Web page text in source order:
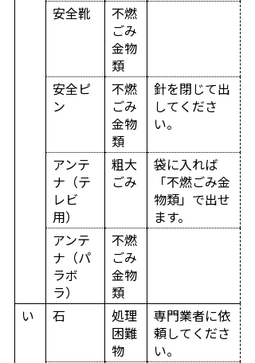
安全靴
不燃
ごみ
金物
類
安全ピ
ン
不燃
ごみ
金物
類
針を閉じて出
してくださ
い。
アンテ
ナ（テ
レビ
用）
粗大
ごみ
袋に入れば
「不燃ごみ金
物類」で出せ
ます。
アンテ
ナ（パ
ラボ
ラ）
不燃
ごみ
金物
類
い
石
処理
困難
物
専門業者に依
頼してくださ
い。